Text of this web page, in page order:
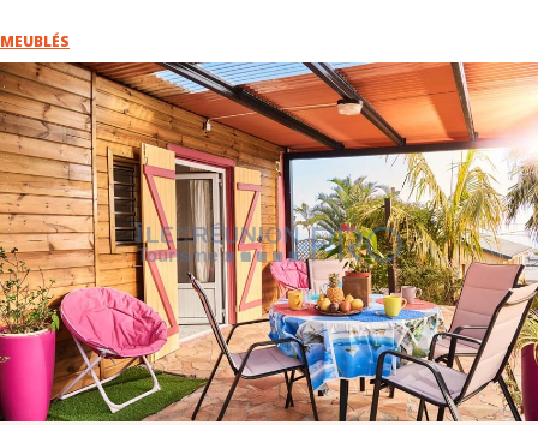
Pro. du tourisme
Organisateur de voyage
Journaliste
L'IRT
Qui sommes nous
MEUBLÉS